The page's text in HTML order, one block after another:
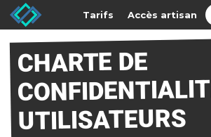
Tarifs Accès artisan
CHARTE DE
UTILISATEURS